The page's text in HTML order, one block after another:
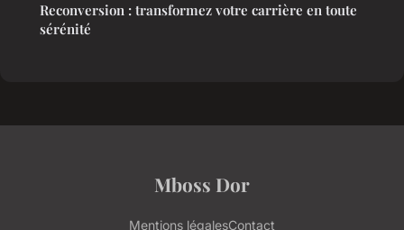
Reconversion : transformez votre carrière en toute
sérénité
Mboss Dor
Mentions légalesContact